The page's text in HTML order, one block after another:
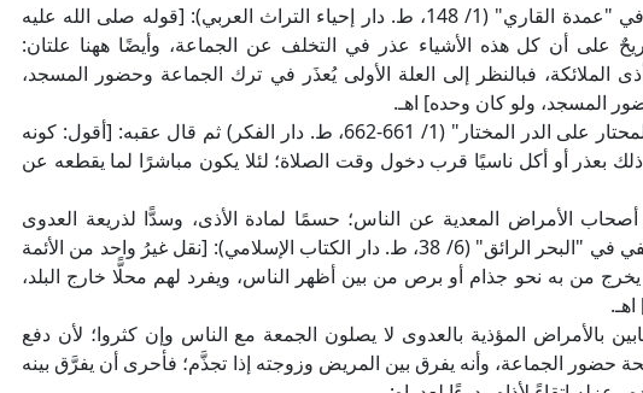
قال الإمام الحافظ العيني الحنفي في "عمدة القاري" (1/ 148، ط. دار إحياء التراث العربي): [قوله صلى الله عليه
على أن كل هذه الأشياء عذر في التخلف عن الجماعة، وأيضًا ههنا علتان:
الملائكة، فبالنظر إلى العلة الأولى يُعذَر في ترك الجماعة وحضور المسجد،
المسجد، ولو كان وحده] اهـ.
ونقله العلامة ابن عابدين في "رد المحتار على الدر المختار" (1/ 661-662، ط. دار الفكر) ثم قال عقبه: [أقول: كونه
ذلك بعذر أو أكل ناسيًا قرب دخول وقت الصلاة؛ لئلا يكون مباشرًا لما يقطعه عن
الأمراض المعدية عن الناس؛ حسمًا لمادة الأذى، وسدًّا لذريعة العدوى
والضرر؛ قال العلامة ابن نُجيم الحنفي في "البحر الرائق" (6/ 38، ط. دار الكتاب الإسلامي): [نقل غيرُ واحد من الأئمة
من به نحو جذام أو برص من بين أظهر الناس، ويفرد لهم محلًّا خارج البلد،
بالأمراض المؤذية بالعدوى لا يصلون الجمعة مع الناس وإن كثروا؛ لأن دفع
الجماعة، وأنه يفرق بين المريض وزوجته إذا تجذَّم؛ فأحرى أن يفرَّق بينه